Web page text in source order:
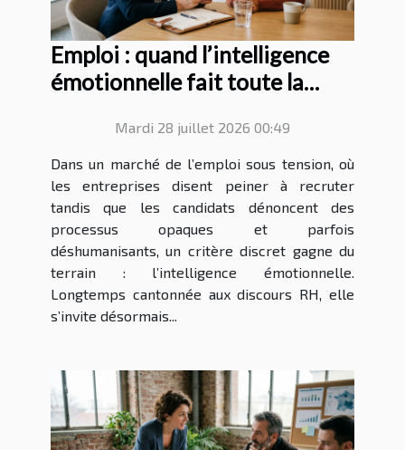
Emploi : quand l’intelligence
émotionnelle fait toute la
Mardi 28 juillet 2026 00:49
Dans un marché de l’emploi sous tension, où
les entreprises disent peiner à recruter
tandis que les candidats dénoncent des
processus opaques et parfois
déshumanisants, un critère discret gagne du
terrain : l’intelligence émotionnelle.
Longtemps cantonnée aux discours RH, elle
s’invite désormais...